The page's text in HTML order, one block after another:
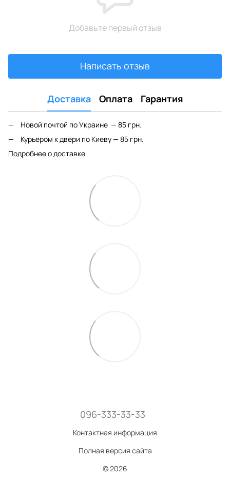
Добавьте первый отзыв
Написать отзыв
Доставка Оплата Гарантия
Новой почтой по Украине — 85 грн.
Курьером к двери по Киеву — 85 грн.
Подробнее о доставке
096-333-33-33
Контактная информация
Полная версия сайта
© 2026